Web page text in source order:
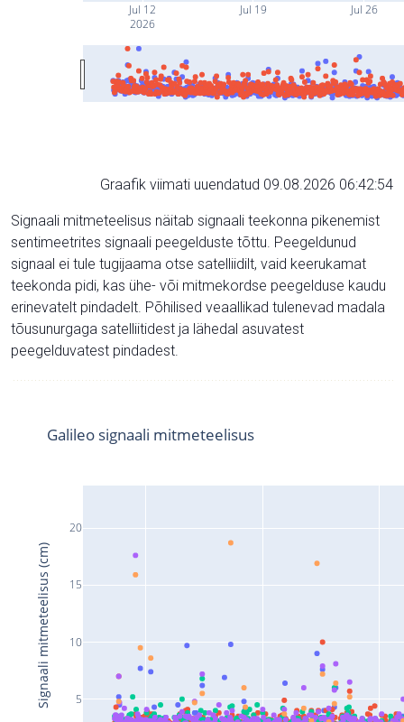
Jul 12
2026
Jul 19 Jul 26
Graafik viimati uuendatud 09.08.2026 06:42:54
Signaali mitmeteelisus näitab signaali teekonna pikenemist
sentimeetrites signaali peegelduste tõttu. Peegeldunud
signaal ei tule tugijaama otse satelliidilt, vaid keerukamat
teekonda pidi, kas ühe- või mitmekordse peegelduse kaudu
erinevatelt pindadelt. Põhilised veaallikad tulenevad madala
tõusunurgaga satelliitidest ja lähedal asuvatest
peegelduvatest pindadest.
5
10
15
20
Galileo signaali mitmeteelisus
Signaali mitmeteelisus (cm)